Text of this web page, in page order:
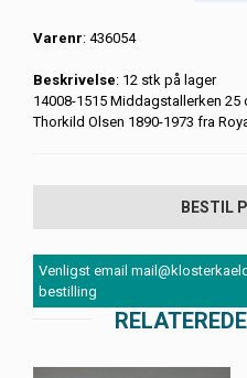
Varenr: 436054
Beskrivelse: 12 stk på lager
14008-1515 Middagstallerken 25
Thorkild Olsen 1890-1973 fra
BESTIL
Venligst email
bestilling